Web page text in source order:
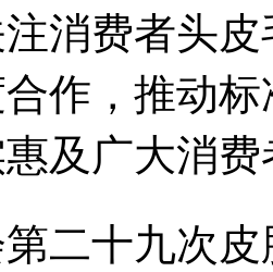
消费者头
作，推动
及广大消
二十九次